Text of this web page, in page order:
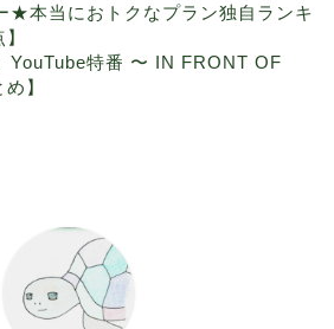
★本当におトクなプラン独自ランキ
YouTube特番 〜 IN FRONT OF
】